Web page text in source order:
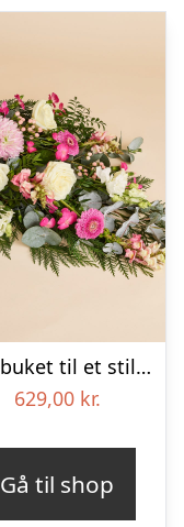
Bårebuket til et stille farvel med bånd
629,00 kr.
Gå til shop